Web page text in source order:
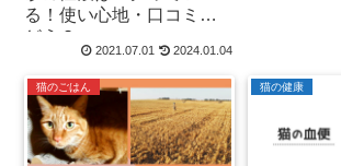
る！使い心地・口コミは
どう？
2021.07.01 2024.01.04
猫のごはん 猫の健康